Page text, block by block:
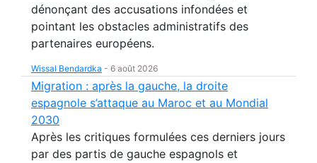
dénonçant des accusations infondées et
pointant les obstacles administratifs des
partenaires européens.
Wissal Bendardka - 6 août 2026
Migration : après la gauche, la droite
espagnole s’attaque au Maroc et au Mondial
2030
Après les critiques formulées ces derniers jours
par des partis de gauche espagnols et